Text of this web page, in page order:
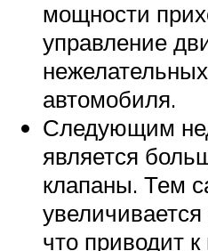
мощности
управление
автомобиля.
Следующим
является
клапаны. Тем
увеличивается
что приводит к